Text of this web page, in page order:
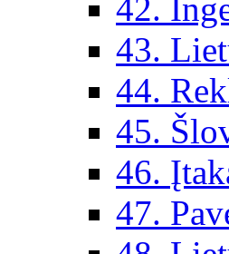
42.
43.
44.
45.
46.
47.